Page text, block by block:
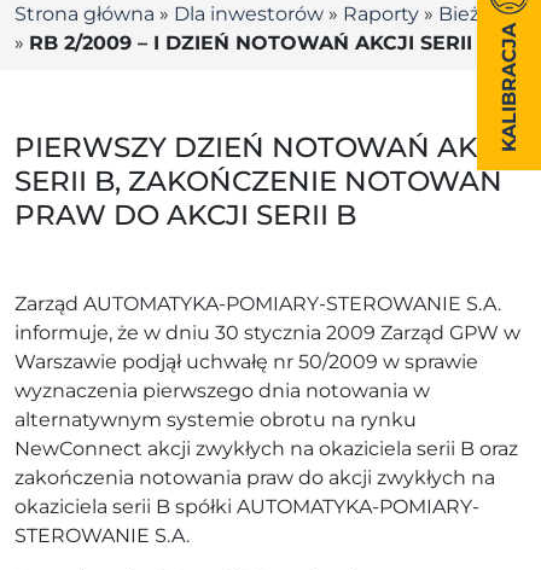
Strona główna » Dla inwestorów » Raporty » Bieżące
» RB 2/2009 – I DZIEŃ NOTOWAŃ AKCJI SERII B
PIERWSZY DZIEŃ NOTOWAŃ AKCJI
SERII B, ZAKOŃCZENIE NOTOWAŃ
PRAW DO AKCJI SERII B
Zarząd AUTOMATYKA-POMIARY-STEROWANIE S.A.
informuje, że w dniu 30 stycznia 2009 Zarząd GPW w
Warszawie podjął uchwałę nr 50/2009 w sprawie
wyznaczenia pierwszego dnia notowania w
alternatywnym systemie obrotu na rynku
NewConnect akcji zwykłych na okaziciela serii B oraz
zakończenia notowania praw do akcji zwykłych na
okaziciela serii B spółki AUTOMATYKA-POMIARY-
STEROWANIE S.A.
KALIBRACJA